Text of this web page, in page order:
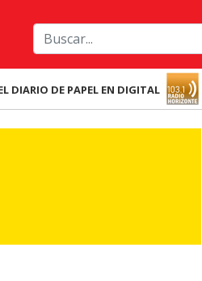
DIARIO DE PAPEL EN DIGITAL